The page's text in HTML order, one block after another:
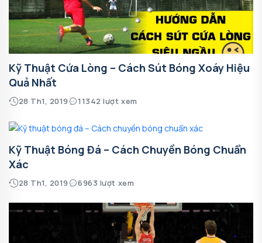
Kỹ Thuật Cứa Lòng – Cách Sút Bóng Xoáy Hiệu
Quả Nhất
28 Th1, 2019 11342 lượt xem
Kỹ Thuật Bóng Đá – Cách Chuyền Bóng Chuẩn
Xác
28 Th1, 2019 6963 lượt xem